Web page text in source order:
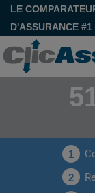
LE
D'ASSURANCE
1
2